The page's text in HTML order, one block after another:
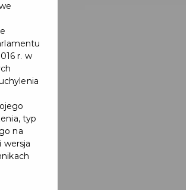
r. w
typ
na
wersja